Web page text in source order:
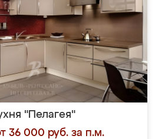
"Пелагея"
36 000 руб. за п.м.